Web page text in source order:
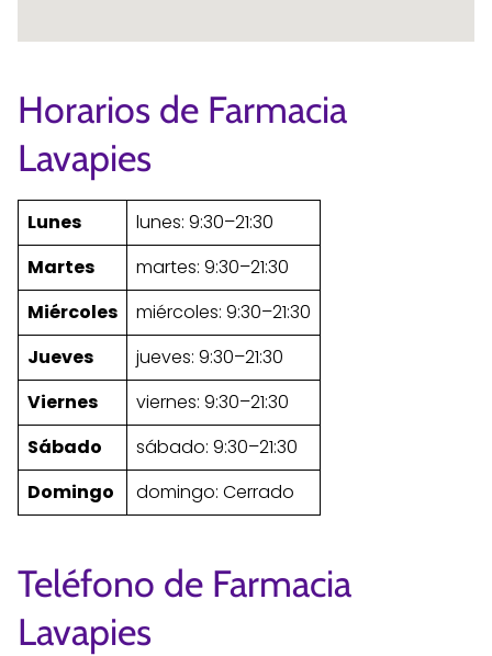
Horarios de Farmacia
Lavapies
Lunes
lunes: 9:30–21:30
Martes
martes: 9:30–21:30
Miércoles
miércoles: 9:30–21:30
Jueves
jueves: 9:30–21:30
Viernes
viernes: 9:30–21:30
Sábado
sábado: 9:30–21:30
Domingo
domingo: Cerrado
Teléfono de Farmacia
Lavapies